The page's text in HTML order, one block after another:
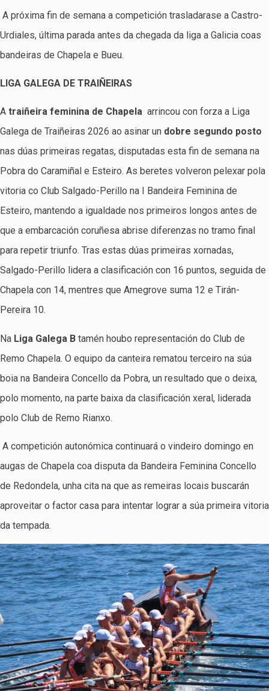
A próxima fin de semana a competición trasladarase a Castro-
Urdiales, última parada antes da chegada da liga a Galicia coas
bandeiras de Chapela e Bueu.
LIGA GALEGA DE TRAIÑEIRAS
A traiñeira feminina de Chapela arrincou con forza a Liga
Galega de Traiñeiras 2026 ao asinar un dobre segundo posto
nas dúas primeiras regatas, disputadas esta fin de semana na
Pobra do Caramiñal e Esteiro. As beretes volveron pelexar pola
vitoria co Club Salgado-Perillo na I Bandeira Feminina de
Esteiro, mantendo a igualdade nos primeiros longos antes de
que a embarcación coruñesa abrise diferenzas no tramo final
para repetir triunfo. Tras estas dúas primeiras xornadas,
Salgado-Perillo lidera a clasificación con 16 puntos, seguida de
Chapela con 14, mentres que Amegrove suma 12 e Tirán-
Pereira 10.
Na Liga Galega B tamén houbo representación do Club de
Remo Chapela. O equipo da canteira rematou terceiro na súa
boia na Bandeira Concello da Pobra, un resultado que o deixa,
polo momento, na parte baixa da clasificación xeral, liderada
polo Club de Remo Rianxo.
A competición autonómica continuará o vindeiro domingo en
augas de Chapela coa disputa da Bandeira Feminina Concello
de Redondela, unha cita na que as remeiras locais buscarán
aproveitar o factor casa para intentar lograr a súa primeira vitoria
da tempada.